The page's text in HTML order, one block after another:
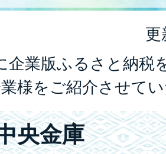
更
企業版ふるさと納税
様をご紹介させて
央金庫